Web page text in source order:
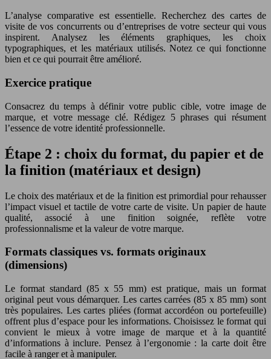
L’analyse comparative est essentielle. Recherchez des cartes de
visite de vos concurrents ou d’entreprises de votre secteur qui vous
inspirent. Analysez les éléments graphiques, les choix
typographiques, et les matériaux utilisés. Notez ce qui fonctionne
bien et ce qui pourrait être amélioré.
Exercice pratique
Consacrez du temps à définir votre public cible, votre image de
marque, et votre message clé. Rédigez 5 phrases qui résument
l’essence de votre identité professionnelle.
Étape 2 : choix du format, du papier et de
la finition (matériaux et design)
Le choix des matériaux et de la finition est primordial pour rehausser
l’impact visuel et tactile de votre carte de visite. Un papier de haute
qualité, associé à une finition soignée, reflète votre
professionnalisme et la valeur de votre marque.
Formats classiques vs. formats originaux
(dimensions)
Le format standard (85 x 55 mm) est pratique, mais un format
original peut vous démarquer. Les cartes carrées (85 x 85 mm) sont
très populaires. Les cartes pliées (format accordéon ou portefeuille)
offrent plus d’espace pour les informations. Choisissez le format qui
convient le mieux à votre image de marque et à la quantité
d’informations à inclure. Pensez à l’ergonomie : la carte doit être
facile à ranger et à manipuler.